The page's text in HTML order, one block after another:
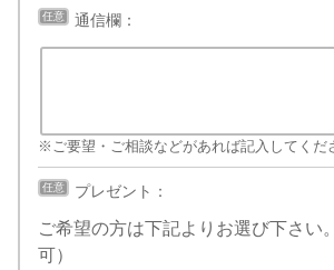
任意 通信欄：
※ご要望・ご相談などがあれば記入してくだ
任意 プレゼント：
ご希望の方は下記よりお選び下さい
可）